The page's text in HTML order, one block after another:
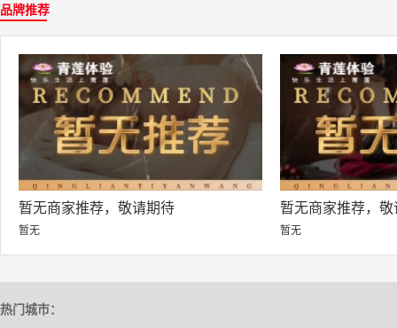
品牌推荐
暂无商家推荐，敬请期待
暂无
暂无商家推荐，敬
暂无
热门城市：